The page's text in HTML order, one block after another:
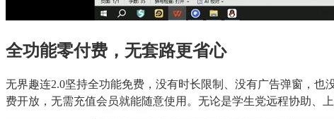
全功能零付费，无套路更省心
无界趣连2.0坚持全功能免费，没有时长限制、没有广告弹窗，
费开放，无需充值会员就能随意使用。无论是学生党远程协助、